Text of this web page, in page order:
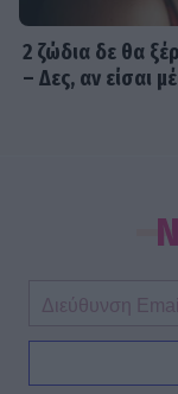
2 ζώδια δε θα
– Δες, αν είσαι